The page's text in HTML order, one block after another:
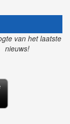
van het laatste
nieuws!